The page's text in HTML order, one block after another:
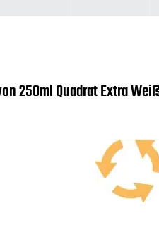
250ml Quadrat Extra